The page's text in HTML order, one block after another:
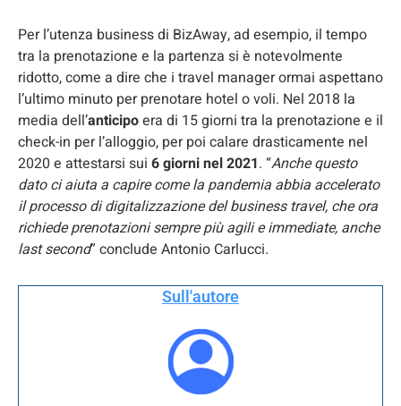
Per l’utenza business di BizAway, ad esempio, il tempo
tra la prenotazione e la partenza si è notevolmente
ridotto, come a dire che i travel manager ormai aspettano
l’ultimo minuto per prenotare hotel o voli. Nel 2018 la
media dell’anticipoera di 15 giorni tra la prenotazione e il
check-in per l’alloggio, per poi calare drasticamente nel
2020 e attestarsi sui 6 giorni nel 2021. “Anche questo
dato ci aiuta a capire come la pandemia abbia accelerato
il processo di digitalizzazione del business travel, che ora
richiede prenotazioni sempre più agili e immediate, anche
last second” conclude Antonio Carlucci.
Sull'autore